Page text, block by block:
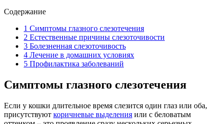
Содержание
1 Симптомы глазного слезотечения
2 Естественные причины слезоточивости
3 Болезненная слезоточивость
4 Лечение в домашних условиях
5 Профилактика заболеваний
Симптомы глазного слезотечения
Если у кошки длительное время слезится один глаз или оба,
присутствуют коричневые выделения или с беловатым